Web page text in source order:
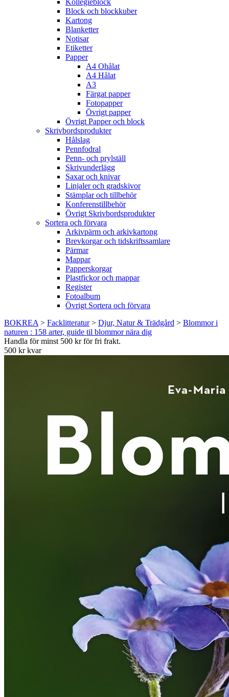
Kollegieblock
Block och blockkuber
Kartong
Blanketter
Notisar
Etiketter
Papper
A4 Ohålat
A4 Hålat
A3
Färgat papper
Fotopapper
Övrigt papper
Övrigt Papper och block
Skrivbordsprodukter
Hålslag
Pennfodral
Penn- och prylställ
Skrivunderlägg
Saxar och knivar
Linjaler och gradskivor
Stämplar och tillbehör
Konferenstillbehör
Övrigt Skrivbordsprodukter
Sortera och förvara
Arkivpärm och arkivkartong
Brevkorgar och tidskriftssamlare
Pärmar
Mappar
Papperskorgar
Plastfickor och mappar
Register
Fotoalbum
Övrigt Sortera och förvara
BOKREA > Facklitteratur> Djur, Natur & Trädgård > Blommor i
naturen : 158 arter, guide til blommor nära dig
Handla för minst 500 kr för fri frakt.
500 kr kvar